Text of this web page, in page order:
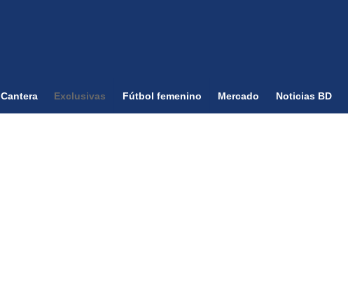
Cantera Exclusivas Fútbol femenino Mercado Noticias BD